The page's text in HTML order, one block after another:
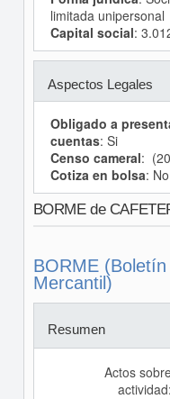
limitada unipersonal
Capital social:
Aspectos Legales
Obligado a
cuentas: Si
Censo cameral:
Cotiza en bolsa: No
BORME de
BORME
Mercantil)
Resumen
Actos
actividad: